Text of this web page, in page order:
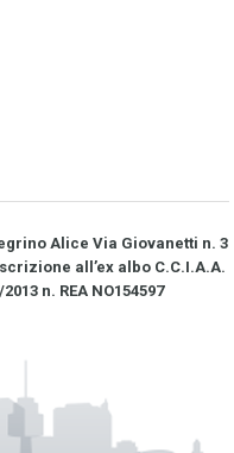
Alice Via Giovanetti n. 3
all’ex albo C.C.I.A.A.
n. REA NO­154597